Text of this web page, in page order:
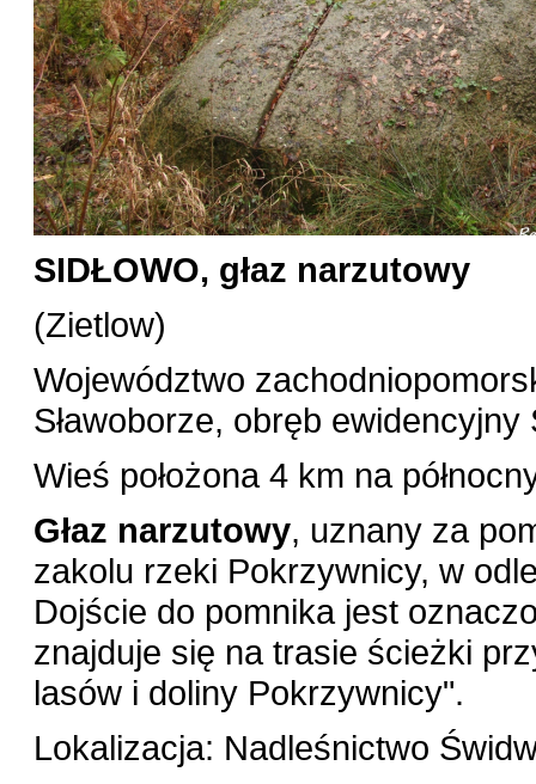
SIDŁOWO, głaz narzutowy
(Zietlow)
Województwo
Sławoborze, obręb
Wieś położona 4 km na
Głaz narzutowy, uznany za
zakolu rzeki Pokrzywnicy, w
Dojście do pomnika jest
znajduje się na trasie ścieżki
lasów i doliny Pokrzywnicy".
Lokalizacja: Nadleśnictwo